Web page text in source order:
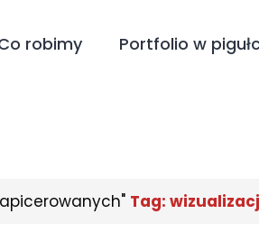
robimy Portfolio w
Tag: